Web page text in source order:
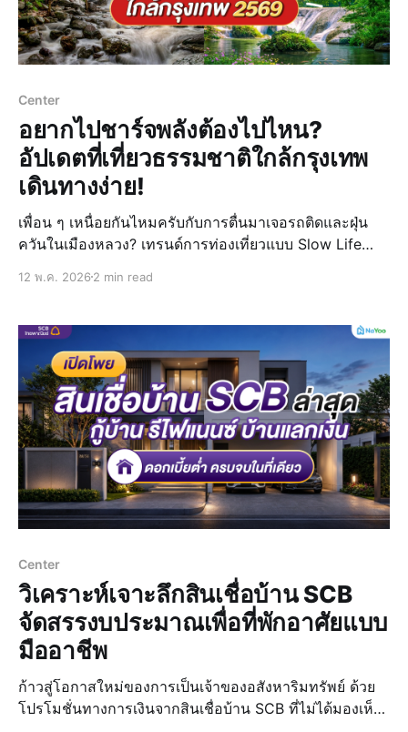
Center
อยากไปชาร์จพลังต้องไปไหน?
อัปเดตที่เที่ยวธรรมชาติใกล้กรุงเทพ
เดินทางง่าย!
เพื่อน ๆ เหนื่อยกันไหมครับกับการตื่นมาเจอรถติดและฝุ่น
ควันในเมืองหลวง? เทรนด์การท่องเที่ยวแบบ Slow Life
คงไม่มีอะไรดีไปกว่าการพาตัวเองไปหาพื้นที่พักผ่อนที่แท้
12 พ.ค. 2026 2 min read
Center
วิเคราะห์เจาะลึกสินเชื่อบ้าน SCB
จัดสรรงบประมาณเพื่อที่พักอาศัยแบบ
มืออาชีพ
ก้าวสู่โอกาสใหม่ของการเป็นเจ้าของอสังหาริมทรัพย์ ด้วย
โปรโมชั่นทางการเงินจากสินเชื่อบ้าน SCB ที่ไม่ได้มองเห็น